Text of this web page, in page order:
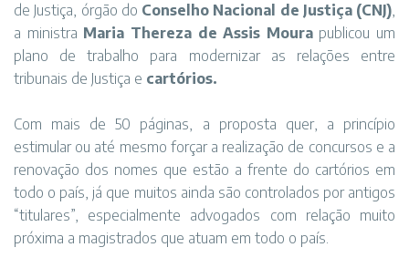
de Justiça, órgão do Conselho Nacional de Justiça (CNJ),
a ministra Maria Thereza de Assis Mourapublicou um
plano de trabalho para modernizar as relações entre
tribunais de Justiça e cartórios.
Com mais de 50 páginas, a proposta quer, a princípio
estimular ou até mesmo forçar a realização de concursos e a
renovação dos nomes que estão a frente do cartórios em
todo o país, já que muitos ainda são controlados por antigos
“titulares”, especialmente advogados com relação muito
próxima a magistrados que atuam em todo o país.